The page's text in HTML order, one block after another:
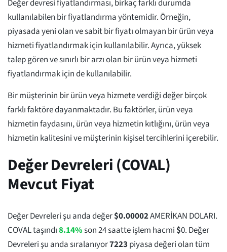
Değer devresi fiyatlandırması, birkaç farklı durumda
kullanılabilen bir fiyatlandırma yöntemidir. Örneğin,
piyasada yeni olan ve sabit bir fiyatı olmayan bir ürün veya
hizmeti fiyatlandırmak için kullanılabilir. Ayrıca, yüksek
talep gören ve sınırlı bir arzı olan bir ürün veya hizmeti
fiyatlandırmak için de kullanılabilir.
Bir müşterinin bir ürün veya hizmete verdiği değer birçok
farklı faktöre dayanmaktadır. Bu faktörler, ürün veya
hizmetin faydasını, ürün veya hizmetin kıtlığını, ürün veya
hizmetin kalitesini ve müşterinin kişisel tercihlerini içerebilir.
Değer Devreleri (COVAL)
Mevcut Fiyat
Değer Devreleri şu anda değer$0.00002AMERİKAN DOLARI.
COVAL taşındı8.14%son 24 saatte işlem hacmi$0. Değer
Devreleri şu anda sıralanıyor7223 piyasa değeri olan tüm